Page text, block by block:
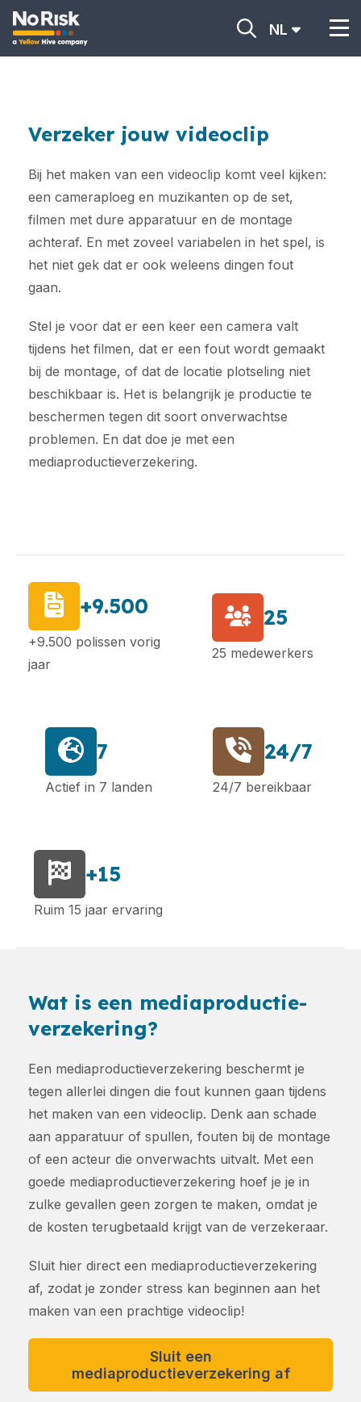
NL
Verzeker jouw videoclip
Bij het maken van een videoclip komt veel kijken:
een cameraploeg en muzikanten op de set,
filmen met dure apparatuur en de montage
achteraf. En met zoveel variabelen in het spel, is
het niet gek dat er ook weleens dingen fout
gaan.
Stel je voor dat er een keer een camera valt
tijdens het filmen, dat er een fout wordt gemaakt
bij de montage, of dat de locatie plotseling niet
beschikbaar is. Het is belangrijk je productie te
beschermen tegen dit soort onverwachtse
problemen. En dat doe je met een
mediaproductieverzekering.
+9.500
+9.500 polissen vorig
jaar
25
25 medewerkers
7
Actief in 7 landen
24/7
24/7 bereikbaar
+15
Ruim 15 jaar ervaring
Wat is een mediaproductie-
verzekering?
Een mediaproductieverzekering beschermt je
tegen allerlei dingen die fout kunnen gaan tijdens
het maken van een videoclip. Denk aan schade
aan apparatuur of spullen, fouten bij de montage
of een acteur die onverwachts uitvalt. Met een
goede mediaproductieverzekering hoef je je in
zulke gevallen geen zorgen te maken, omdat je
de kosten terugbetaald krijgt van de verzekeraar.
Sluit hier direct een mediaproductieverzekering
af, zodat je zonder stress kan beginnen aan het
maken van een prachtige videoclip!
Sluit een
mediaproductieverzekering af